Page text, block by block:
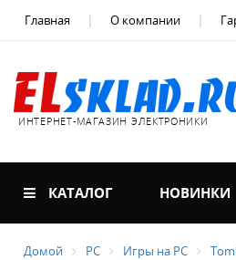
Главная О компании
ИНТЕРНЕТ-МАГАЗИН ЭЛЕКТРОНИКИ
КАТАЛОГ НОВИНКИ
Домой PC Игры на PC